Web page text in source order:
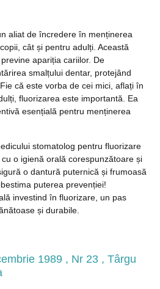
aliat de încredere în menținerea
cât și pentru adulți. Această
apariția cariilor. De
smalțului dentar, protejând
că este vorba de cei mici, aflați în
fluorizarea este importantă. Ea
esențială pentru menținerea
stomatolog pentru fluorizare
o igienă orală corespunzătoare și
o dantură puternică și frumoasă
puterea prevenției!
investind în fluorizare, un pas
și durabile.
1989 , Nr 23 , Târgu